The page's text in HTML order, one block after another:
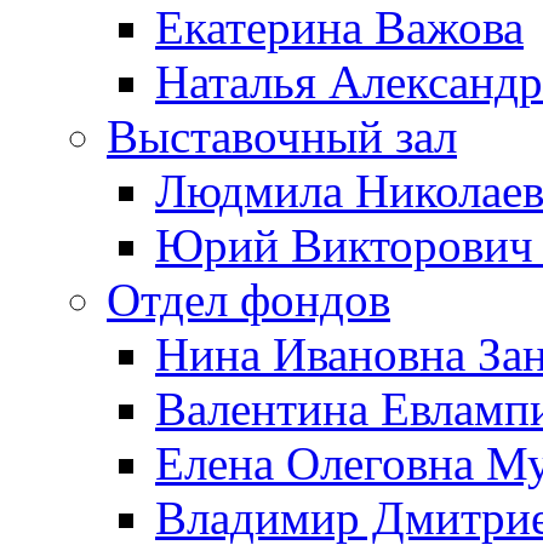
Екатерина Важова
Наталья
Выставочный зал
Людмила
Юрий Викторович
Отдел фондов
Нина Ивановна
Валентина
Елена Олеговна
Владимир